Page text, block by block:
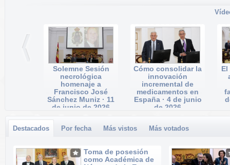
Solemne Sesión
necrológica
homenaje a
Francisco José
Sánchez Muniz · 11
de junio de 2026
Cómo consolidar la
innovación
incremental de
medicamentos en
España · 4 de junio
de 2026
Destacados Por fecha Más vistos Más votados
Toma de posesión
como Académica de